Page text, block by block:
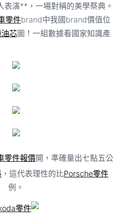
表演**，一場對稱的美學祭典。
零件brand中我國brand價值位
芯圖！一組數據看國家知識產
零件報價開，準確量出七點五公
，這代表理性的比Porsche零件
例。
零件